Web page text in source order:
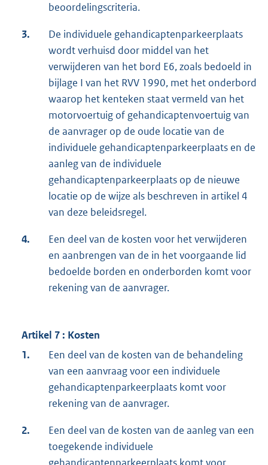
beoordelingscriteria.
3.
De individuele gehandicaptenparkeerplaats
wordt verhuisd door middel van het
verwijderen van het bord E6, zoals bedoeld in
bijlage I van het RVV 1990, met het onderbord
waarop het kenteken staat vermeld van het
motorvoertuig of gehandicaptenvoertuig van
de aanvrager op de oude locatie van de
individuele gehandicaptenparkeerplaats en de
aanleg van de individuele
gehandicaptenparkeerplaats op de nieuwe
locatie op de wijze als beschreven in artikel 4
van deze beleidsregel.
4.
Een deel van de kosten voor het verwijderen
en aanbrengen van de in het voorgaande lid
bedoelde borden en onderborden komt voor
rekening van de aanvrager.
Artikel 7 : Kosten
1.
Een deel van de kosten van de behandeling
van een aanvraag voor een individuele
gehandicaptenparkeerplaats komt voor
rekening van de aanvrager.
2.
Een deel van de kosten van de aanleg van een
toegekende individuele